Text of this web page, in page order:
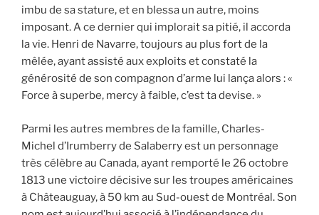
imbu de sa stature, et en blessa un autre, moins
imposant. A ce dernier qui implorait sa pitié, il accorda
la vie. Henri de Navarre, toujours au plus fort de la
mêlée, ayant assisté aux exploits et constaté la
générosité de son compagnon d’arme lui lança alors : «
Force à superbe, mercy à faible, c’est ta devise. »
Parmi les autres membres de la famille, Charles-
Michel d’Irumberry de Salaberry est un personnage
très célèbre au Canada, ayant remporté le 26 octobre
1813 une victoire décisive sur les troupes américaines
à Châteauguay, à 50 km au Sud-ouest de Montréal. Son